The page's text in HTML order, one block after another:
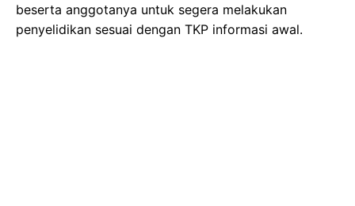
beserta anggotanya untuk segera melakukan
penyelidikan sesuai dengan TKP informasi awal.